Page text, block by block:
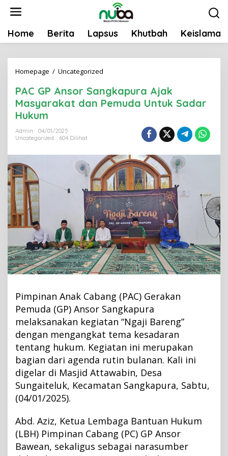
a
Home Berita Lapsus Khutbah Keislaman
Homepage / Uncategorized
C
G
s
o
r
S
a
n
g
a
p
u
a
A
k
M
a
s
y
a
k
a
PAC GP Ansor Sangkapura Ajak
Masyarakat dan Pemuda Untuk Sadar
Hukum
Admin
04/01/2025
Uncategorized
604 Dilihat
Pimpinan Anak Cabang (PAC) Gerakan
Pemuda (GP) Ansor Sangkapura
melaksanakan kegiatan “Ngaji Bareng”
dengan mengangkat tema kesadaran
tentang hukum. Kegiatan ini merupakan
bagian dari agenda rutin bulanan. Kali ini
digelar di Masjid Attawabin, Desa
Sungaiteluk, Kecamatan Sangkapura, Sabtu,
(04/01/2025).
Abd. Aziz, Ketua Lembaga Bantuan Hukum
(LBH) Pimpinan Cabang (PC) GP Ansor
Bawean, sekaligus sebagai narasumber